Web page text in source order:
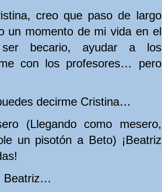
creo que paso de largo
un momento de mi vida en el
becario, ayudar a los
con los profesores… pero
decirme Cristina…
(Llegando como mesero,
un pisotón a Beto) ¡Beatriz
Beatriz…